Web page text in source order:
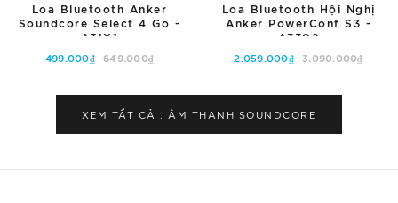
Loa Bluetooth Anker
Soundcore Select 4 Go -
A31X1
499.000₫ 649.000₫
Loa Bluetooth Hội Nghị
Anker PowerConf S3 -
A3302
2.059.000₫ 3.090.000₫
XEM TẤT CẢ . ÂM THANH SOUNDCORE